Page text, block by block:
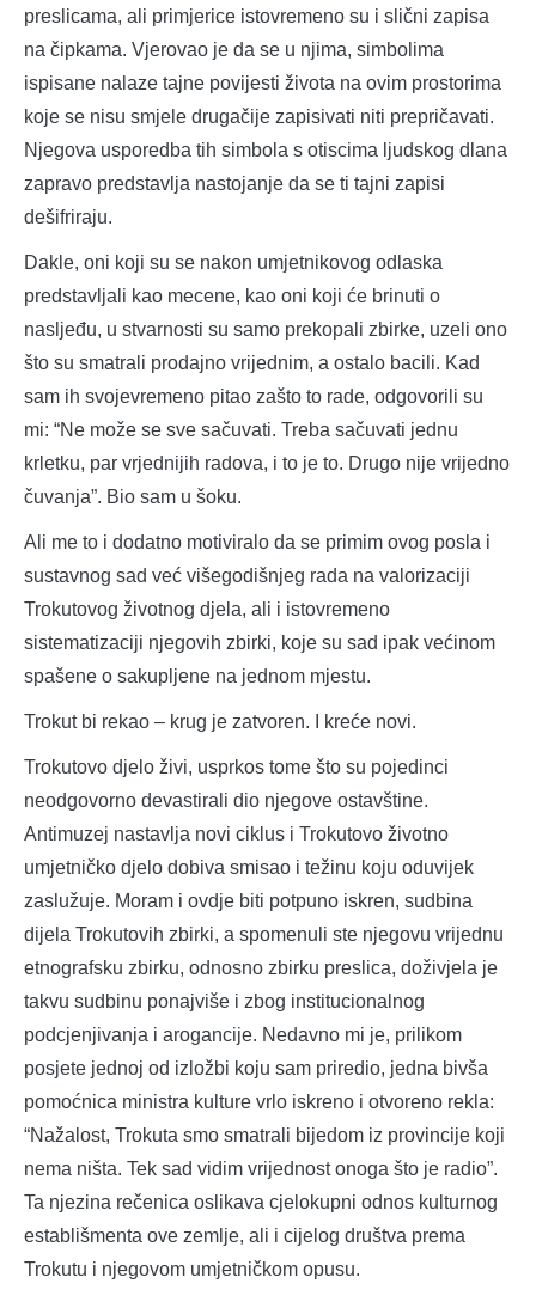
preslicama, ali primjerice istovremeno su i slični zapisa
na čipkama. Vjerovao je da se u njima, simbolima
ispisane nalaze tajne povijesti života na ovim prostorima
koje se nisu smjele drugačije zapisivati niti prepričavati.
Njegova usporedba tih simbola s otiscima ljudskog dlana
zapravo predstavlja nastojanje da se ti tajni zapisi
dešifriraju.
Dakle, oni koji su se nakon umjetnikovog odlaska
predstavljali kao mecene, kao oni koji će brinuti o
nasljeđu, u stvarnosti su samo prekopali zbirke, uzeli ono
što su smatrali prodajno vrijednim, a ostalo bacili. Kad
sam ih svojevremeno pitao zašto to rade, odgovorili su
mi: “Ne može se sve sačuvati. Treba sačuvati jednu
krletku, par vrjednijih radova, i to je to. Drugo nije vrijedno
čuvanja”. Bio sam u šoku.
Ali me to i dodatno motiviralo da se primim ovog posla i
sustavnog sad već višegodišnjeg rada na valorizaciji
Trokutovog životnog djela, ali i istovremeno
sistematizaciji njegovih zbirki, koje su sad ipak većinom
spašene o sakupljene na jednom mjestu.
Trokut bi rekao – krug je zatvoren. I kreće novi.
Trokutovo djelo živi, usprkos tome što su pojedinci
neodgovorno devastirali dio njegove ostavštine.
Antimuzej nastavlja novi ciklus i Trokutovo životno
umjetničko djelo dobiva smisao i težinu koju oduvijek
zaslužuje. Moram i ovdje biti potpuno iskren, sudbina
dijela Trokutovih zbirki, a spomenuli ste njegovu vrijednu
etnografsku zbirku, odnosno zbirku preslica, doživjela je
takvu sudbinu ponajviše i zbog institucionalnog
podcjenjivanja i arogancije. Nedavno mi je, prilikom
posjete jednoj od izložbi koju sam priredio, jedna bivša
pomoćnica ministra kulture vrlo iskreno i otvoreno rekla:
“Nažalost, Trokuta smo smatrali bijedom iz provincije koji
nema ništa. Tek sad vidim vrijednost onoga što je radio”.
Ta njezina rečenica oslikava cjelokupni odnos kulturnog
establišmenta ove zemlje, ali i cijelog društva prema
Trokutu i njegovom umjetničkom opusu.